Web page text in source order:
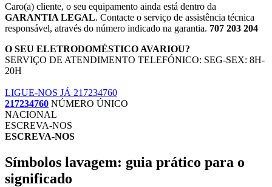
Caro(a) cliente, o seu equipamento ainda está dentro da
GARANTIA LEGAL. Contacte o serviço de assistência técnica
responsável, através do número indicado na garantia. 707 203 204
O SEU ELETRODOMÉSTICO AVARIOU?
SERVIÇO DE ATENDIMENTO TELEFÓNICO: SEG-SEX: 8H-
20H
LIGUE-NOS JÁ 217234760
217234760 NÚMERO ÚNICO
NACIONAL
ESCREVA-NOS
ESCREVA-NOS
Símbolos lavagem: guia prático para o
significado